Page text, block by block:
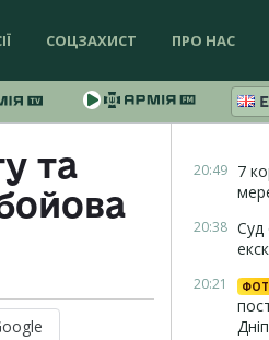
СОЦЗАХИСТ ПРО НАС
та
20:49 7
20:38 Суд
20:21